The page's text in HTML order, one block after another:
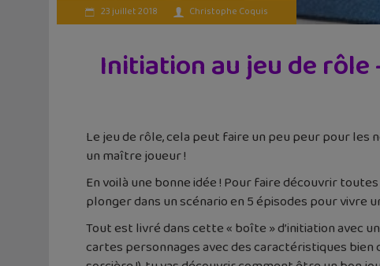
23 juillet 2018 Christophe Coquis
Initiation au jeu de
Le jeu de rôle, cela peut faire un peu peur pour les
un maître joueur !
En voilà une bonne idée ! Pour faire découvrir
plonger dans un scénario en 5 épisodes pour vivre
Tout est livré dans cette « boîte » d’initiation avec
cartes personnages avec des caractéristiques bien